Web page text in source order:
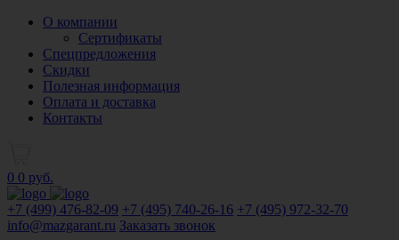
О компании
Сертификаты
Спецпредложения
Скидки
Полезная информация
Оплата и доставка
Контакты
0 0 руб.
+7 (499) 476-82-09 +7 (495) 740-26-16 +7 (495) 972-32-70
info@mazgarant.ru Заказать звонок